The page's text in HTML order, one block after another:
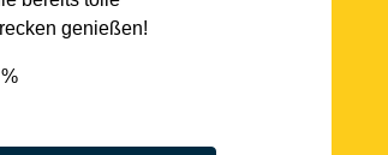
genießen!